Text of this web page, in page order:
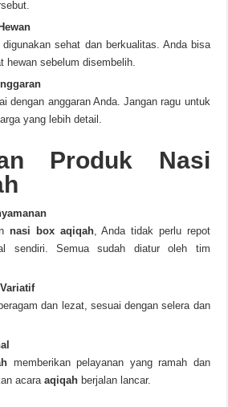
sehat dan berkualitas. Anda bisa
hewan sebelum disembelih.
dengan anggaran Anda. Jangan ragu untuk
yang lebih detail.
Produk Nasi
nasi box aqiqah, Anda tidak perlu repot
sendiri. Semua sudah diatur oleh tim
dan lezat, sesuai dengan selera dan
memberikan pelayanan yang ramah dan
acaraaqiqah berjalan lancar.